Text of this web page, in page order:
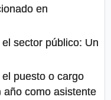
en
sector público: Un
puesto o cargo
año como asistente